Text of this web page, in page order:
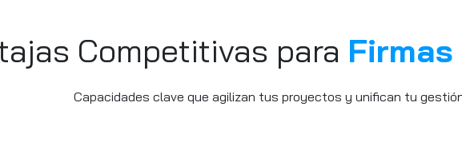
Competitivas para
Capacidades clave que agilizan tus proyectos y unifican tu